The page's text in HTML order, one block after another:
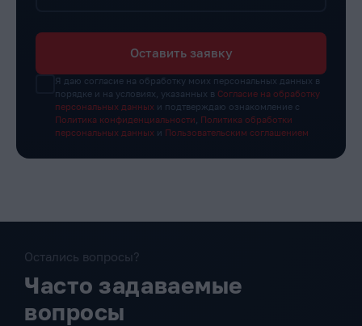
Оставить заявку
Я даю согласие на обработку моих персональных данных в
порядке и на условиях, указанных в Согласие на обработку
персональных данных и подтверждаю ознакомление с
Политика конфиденциальности
Политика обработки
персональных данных и Пользовательским соглашением
Остались вопросы?
Часто задаваемые
вопросы